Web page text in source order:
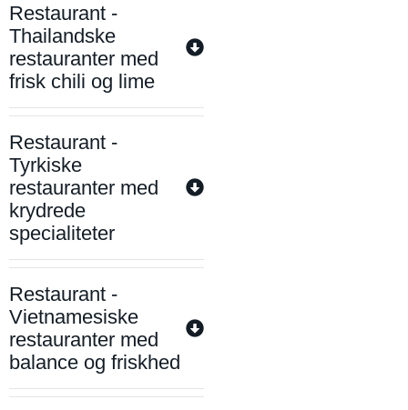
Restaurant -
Thailandske
restauranter med
frisk chili og lime
Restaurant -
Tyrkiske
restauranter med
krydrede
specialiteter
Restaurant -
Vietnamesiske
restauranter med
balance og friskhed